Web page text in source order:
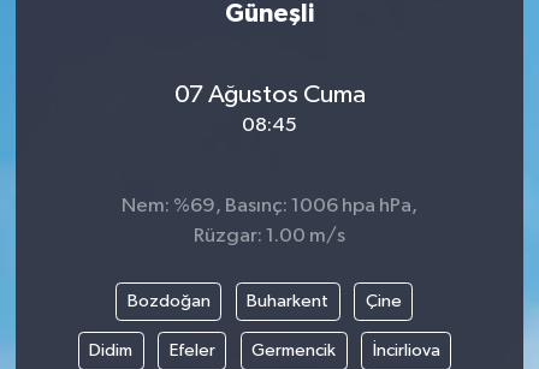
Güneşli
07 Ağustos Cuma
08:45
Nem: %69, Basınç: 1006 hpa hPa,
Rüzgar: 1.00 m/s
Bozdoğan Buharkent Çine
Didim Efeler Germencik İncirliova